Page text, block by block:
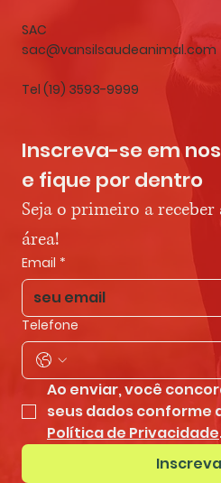
SAC
sac@vansilsaudeanimal.com
Tel (19) 3593-9999
Inscreva-se em
e fique por dentro
Seja o primeiro a receber
área!
Email *
Telefone
Ao enviar, você
Política de Privacidade